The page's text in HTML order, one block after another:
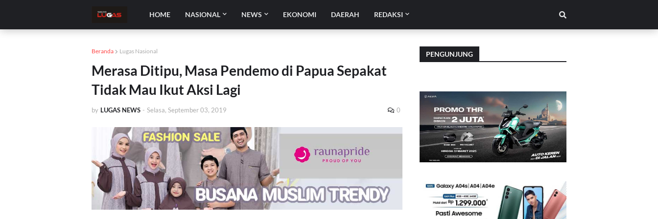
HOME NASIONAL NEWS EKONOMI DAERAH REDAKSI
Beranda Lugas Nasional
Merasa Ditipu, Masa Pendemo di Papua Sepakat
Tidak Mau Ikut Aksi Lagi
by LUGAS NEWS - Selasa, September 03, 2019 0
PENGUNJUNG